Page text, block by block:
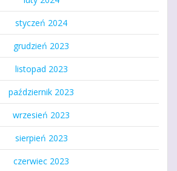
styczeń 2024
grudzień 2023
listopad 2023
październik 2023
wrzesień 2023
sierpień 2023
czerwiec 2023